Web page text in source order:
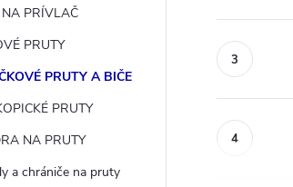
NA PRÍVLAČ
PRUTY
PRUTY A BIČE
PRUTY
NA PRUTY
a chrániče na pruty